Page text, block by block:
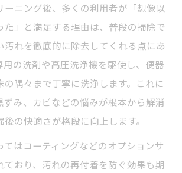
ーニング後、多くの利用者が「想像以
た」と満足する理由は、普段の掃除で
汚れを徹底的に除去してくれる点にあ
用の洗剤や高圧洗浄機を駆使し、便器
の隅々まで丁寧に洗浄します。これに
ずみ、カビなどの悩みが根本から解消
の快適さが格段に向上します。
てはコーティングなどのオプションサ
ており、汚れの再付着を防ぐ効果も期